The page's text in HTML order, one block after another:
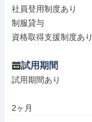
社員登用制度あり
制服貸与
資格取得支援制度あり
試用期間
試用期間あり
2ヶ月